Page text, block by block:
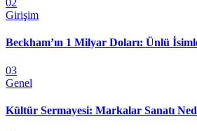
02
Girişim
Beckham’ın 1 Milyar Doları: Ünlü
03
Genel
Kültür Sermayesi: Markalar Sanatı